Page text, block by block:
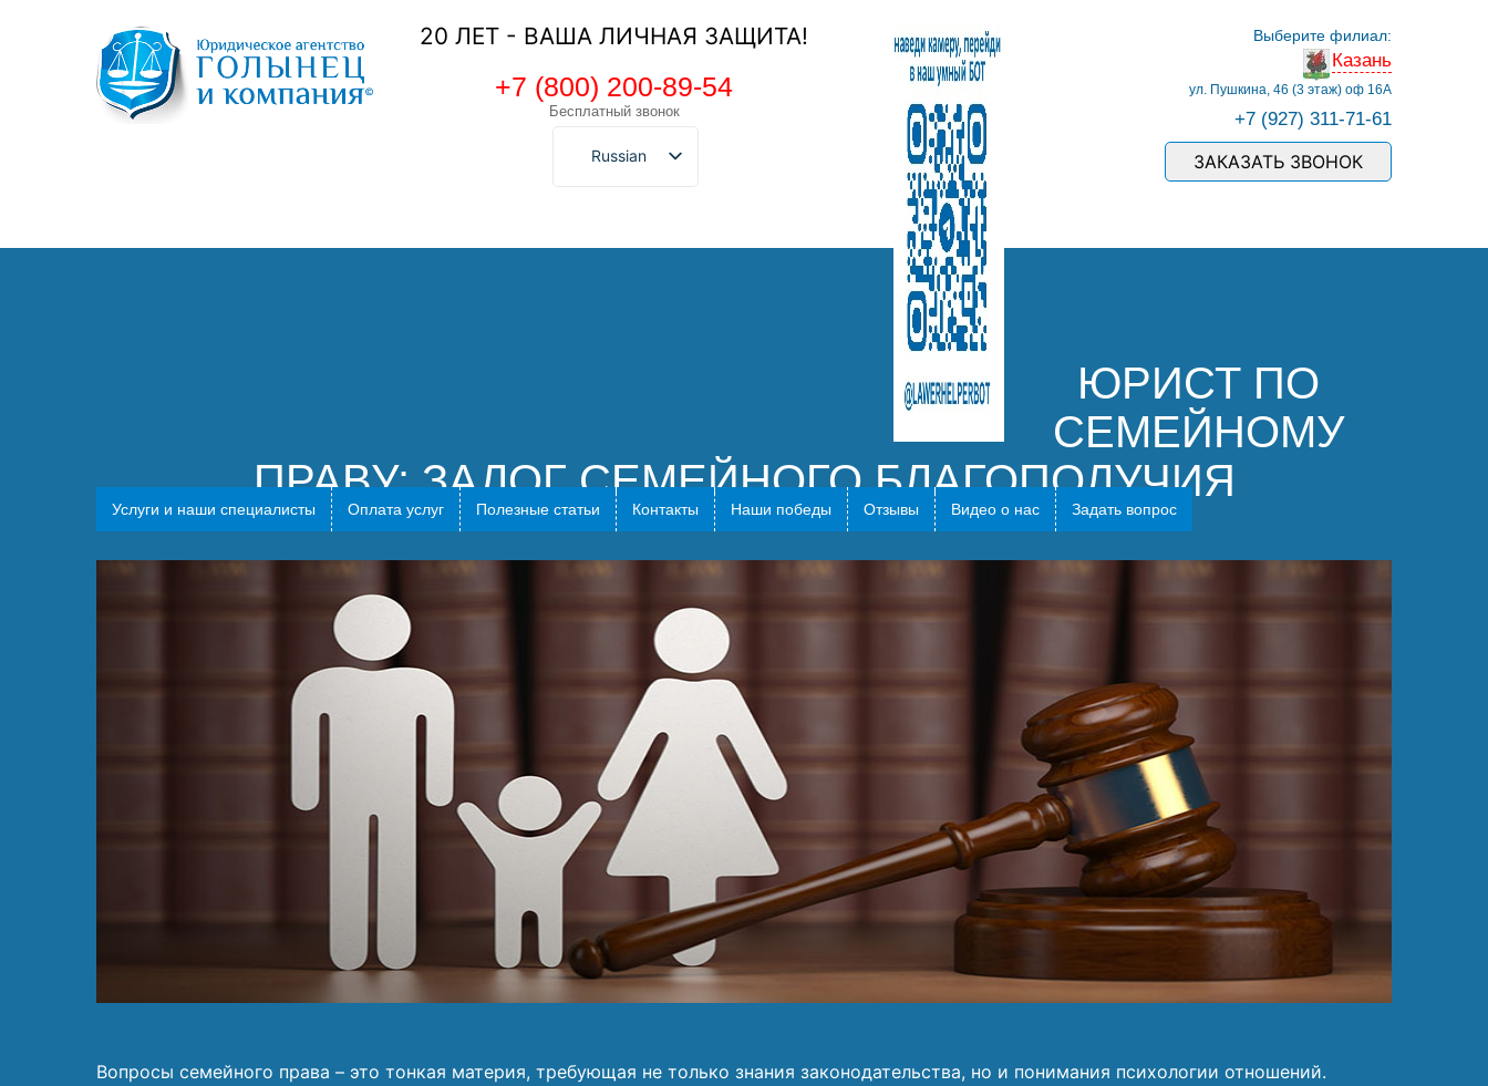
20 ЛЕТ - ВАША ЛИЧНАЯ ЗАЩИТА!
+7 (800) 200-89-54
Бесплатный звонок
Russian
Выберите филиал:
Казань
ул. Пушкина, 46 (3 этаж) оф 16А
+7 (927) 311-71-61
ЗАКАЗАТЬ ЗВОНОК
Услуги и наши специалисты Оплата услуг Полезные статьи Контакты Наши победы Отзывы Видео о нас Задать вопрос
ЮРИСТ ПО
СЕМЕЙНОМУ
ПРАВУ: ЗАЛОГ СЕМЕЙНОГО БЛАГОПОЛУЧИЯ
Вопросы семейного права – это тонкая материя, требующая не только знания законодательства, но и понимания психологии отношений.